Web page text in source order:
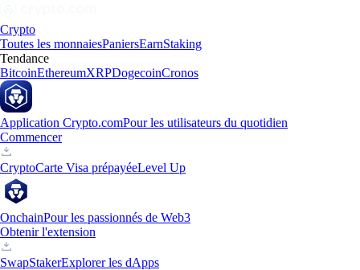
Crypto
Toutes les monnaiesPaniersEarnStaking
Tendance
BitcoinEthereumXRPDogecoinCronos
Application Crypto.comPour les utilisateurs du quotidien
Commencer
CryptoCarte Visa prépayéeLevel Up
OnchainPour les passionnés de Web3
Obtenir l'extension
SwapStakerExplorer les dApps